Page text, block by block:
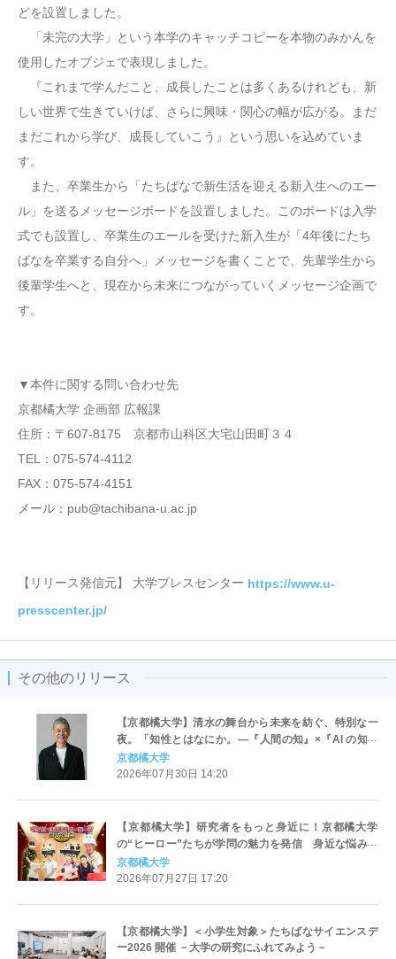
どを設置しました。
「未完の大学」という本学のキャッチコピーを本物のみかんを
使用したオブジェで表現しました。
『これまで学んだこと、成長したことは多くあるけれども、新
しい世界で生きていけば、さらに興味・関心の幅が広がる。まだ
まだこれから学び、成長していこう』という思いを込めていま
す。
また、卒業生から「たちばなで新生活を迎える新入生へのエー
ル」を送るメッセージボードを設置しました。このボードは入学
式でも設置し、卒業生のエールを受けた新入生が「4年後にたち
ばなを卒業する自分へ」メッセージを書くことで、先輩学生から
後輩学生へと、現在から未来につながっていくメッセージ企画で
す。
▼本件に関する問い合わせ先
京都橘大学 企画部 広報課
住所：〒607-8175 京都市山科区大宅山田町３４
TEL：075-574-4112
FAX：075-574-4151
メール：pub@tachibana-u.ac.jp
【リリース発信元】 大学プレスセンター https://www.u-
presscenter.jp/
その他のリリース
【京都橘大学】清水の舞台から未来を紡ぐ、特別な一
夜。「知性とはなにか。―『人間の知』×『AI の知』
×『仏教の知』から考える―」京都橘大学 新学部新学
科開設記念講演会「文化交響Vol.6」開催
京都橘大学
2026年07月30日 14:20
【京都橘大学】研究者をもっと身近に！京都橘大学
の“ヒーロー”たちが学問の魅力を発信 身近な悩みに
専門分野の視点から解決に挑む動画を配信
京都橘大学
2026年07月27日 17:20
【京都橘大学】＜小学生対象＞たちばなサイエンスデ
ー2026 開催 －大学の研究にふれてみよう－